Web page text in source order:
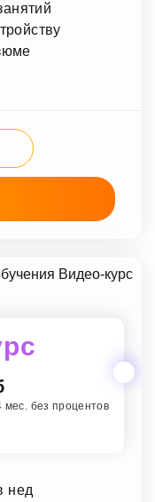
без процентов
нед